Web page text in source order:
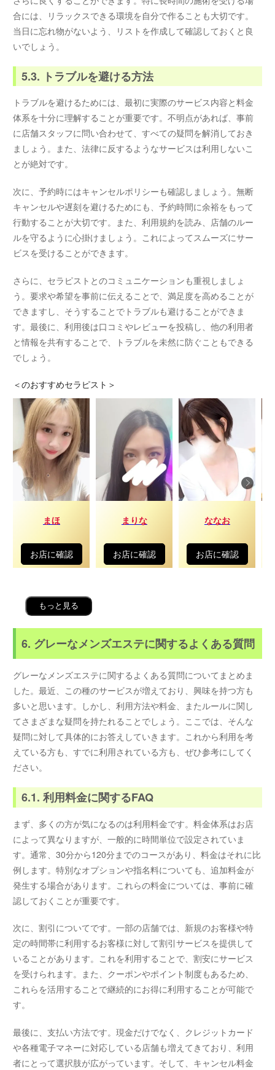
合には、リラックスできる環境を自分で作ることも大切です。
当日に忘れ物がないよう、リストを作成して確認しておくと良
いでしょう。
5.3. トラブルを避ける方法
トラブルを避けるためには、最初に実際のサービス内容と料金
体系を十分に理解することが重要です。不明点があれば、事前
に店舗スタッフに問い合わせて、すべての疑問を解消しておき
ましょう。また、法律に反するようなサービスは利用しないこ
とが絶対です。
次に、予約時にはキャンセルポリシーも確認しましょう。無断
キャンセルや遅刻を避けるためにも、予約時間に余裕をもって
行動することが大切です。また、利用規約を読み、店舗のルー
ルを守るように心掛けましょう。これによってスムーズにサー
ビスを受けることができます。
さらに、セラピストとのコミュニケーションも重視しましょ
う。要求や希望を事前に伝えることで、満足度を高めることが
できますし、そうすることでトラブルも避けることができま
す。最後に、利用後は口コミやレビューを投稿し、他の利用者
と情報を共有することで、トラブルを未然に防ぐこともできる
でしょう。
＜のおすすめセラピスト＞
まほ
お店に確認
まりな
お店に確認
ななお
お店に確認
もっと見る
6. グレーなメンズエステに関するよくある質問
グレーなメンズエステに関するよくある質問についてまとめま
した。最近、この種のサービスが増えており、興味を持つ方も
多いと思います。しかし、利用方法や料金、またルールに関し
てさまざまな疑問を持たれることでしょう。ここでは、そんな
疑問に対して具体的にお答えしていきます。これから利用を考
えている方も、すでに利用されている方も、ぜひ参考にしてく
ださい。
6.1. 利用料金に関するFAQ
まず、多くの方が気になるのは利用料金です。料金体系はお店
によって異なりますが、一般的に時間単位で設定されていま
す。通常、30分から120分までのコースがあり、料金はそれに比
例します。特別なオプションや指名料についても、追加料金が
発生する場合があります。これらの料金については、事前に確
認しておくことが重要です。
次に、割引についてです。一部の店舗では、新規のお客様や特
定の時間帯に利用するお客様に対して割引サービスを提供して
いることがあります。これを利用することで、割安にサービス
を受けられます。また、クーポンやポイント制度もあるため、
これらを活用することで継続的にお得に利用することが可能で
す。
最後に、支払い方法です。現金だけでなく、クレジットカード
や各種電子マネーに対応している店舗も増えてきており、利用
者にとって選択肢が広がっています。そして、キャンセル料金